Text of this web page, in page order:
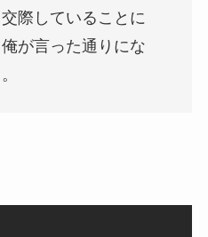
際していることに
が言った通りにな